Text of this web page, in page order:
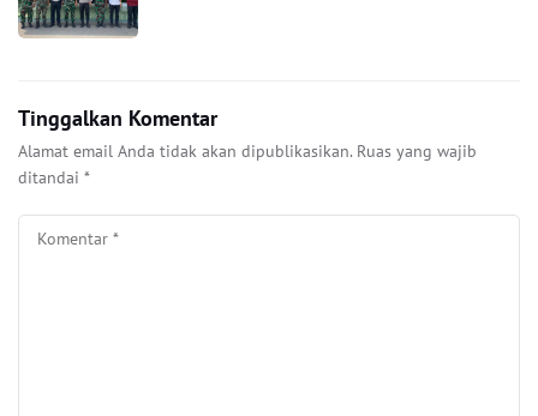
Tinggalkan Komentar
Alamat email Anda tidak akan dipublikasikan. Ruas yang wajib
ditandai *